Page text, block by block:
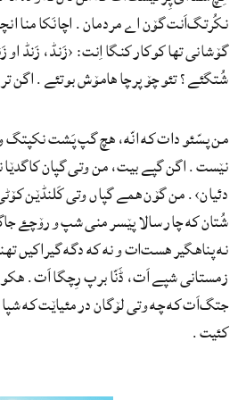
نکُرتگ‌اَنت گۆن اے مردمان. اچانَکا منا
گۆشانی تھا کوکار کنگا اِنت: ‹زَنڈ، زَنڈ او
شُتگئے؟ تئو چۆ پرچا ھامۆش بوتئے. اگن
من پسّئو دات که انّه، ھچ گپ پَشت
نێست. اگن گپے بیت، من وتی گپان کاگدێا
دئیان›. من گۆن ھمے گپاں وتی کَلنڈێن
شُتان که چار سالا پێسر منی شپ و رۆچۓ
نه پناهگیر ھست‌ات و نه که دگهگیراکیں
جتگ‌اَت که چه وتی لۆگان در مئیاێت که
کئیت.